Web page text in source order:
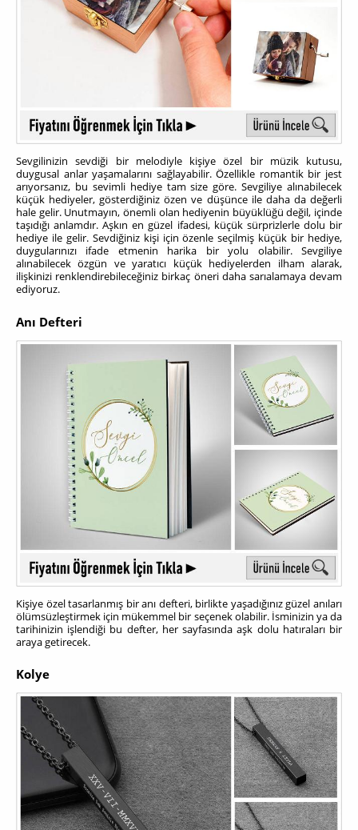
Sevgilinizin sevdiği bir melodiyle kişiye özel bir müzik kutusu,
duygusal anlar yaşamalarını sağlayabilir. Özellikle romantik bir jest
arıyorsanız, bu sevimli hediye tam size göre. Sevgiliye alınabilecek
küçük hediyeler, gösterdiğiniz özen ve düşünce ile daha da değerli
hale gelir. Unutmayın, önemli olan hediyenin büyüklüğü değil, içinde
taşıdığı anlamdır. Aşkın en güzel ifadesi, küçük sürprizlerle dolu bir
hediye ile gelir. Sevdiğiniz kişi için özenle seçilmiş küçük bir hediye,
duygularınızı ifade etmenin harika bir yolu olabilir. Sevgiliye
alınabilecek özgün ve yaratıcı küçük hediyelerden ilham alarak,
ilişkinizi renklendirebileceğiniz birkaç öneri daha sarıalamaya devam
ediyoruz.
Anı Defteri
Kişiye özel tasarlanmış bir anı defteri, birlikte yaşadığınız güzel anıları
ölümsüzleştirmek için mükemmel bir seçenek olabilir. İsminizin ya da
tarihinizin işlendiği bu defter, her sayfasında aşk dolu hatıraları bir
araya getirecek.
Kolye